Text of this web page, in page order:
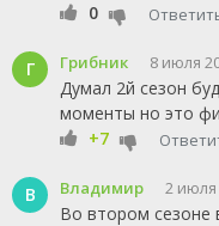
0
Г Грибник 8 июля
Думал 2й сезон
моменты но это
+7
В Владимир 2 июля
Во втором сезоне